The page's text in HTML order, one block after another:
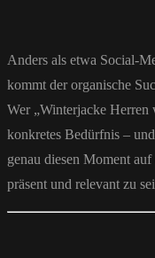
Anders als etwa Social-
kommt der organische
Wer „Winterjacke Herren
konkretes Bedürfnis –
genau diesen Moment
präsent und relevant zu